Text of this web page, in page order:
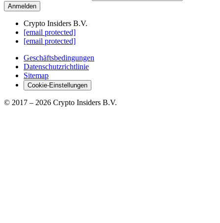
Anmelden
Crypto Insiders B.V.
[email protected]
[email protected]
Geschäftsbedingungen
Datenschutzrichtlinie
Sitemap
Cookie-Einstellungen
© 2017 – 2026 Crypto Insiders B.V.